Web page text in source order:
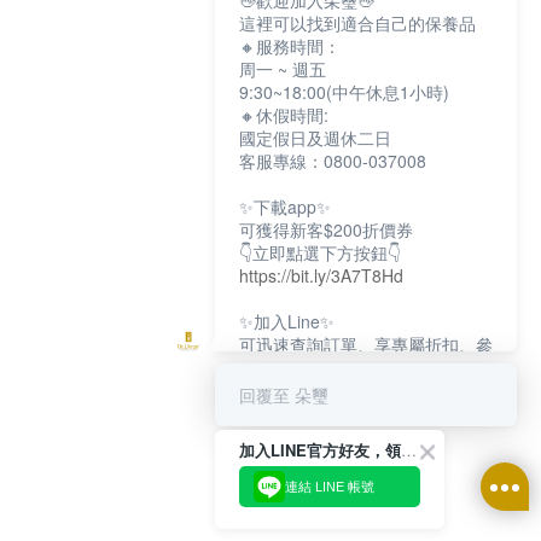
這裡可以找到適合自己的保養品
🔸服務時間：
周一 ~ 週五
9:30~18:00(中午休息1小時)
🔸休假時間:
國定假日及週休二日
客服專線：0800-037008
✨下載app✨
可獲得新客$200折價券
👇立即點選下方按鈕👇
https://bit.ly/3A7T8Hd
✨加入Line✨
可迅速查詢訂單、享專屬折扣、參
👇立即點選下方按鈕👇
✨追蹤IG✨
👇立即點選下方按鈕👇
https://bit.ly/3w8zJm1
回覆至 朵璽
加入LINE官方好友，領取$200折價券
連結 LINE 帳號